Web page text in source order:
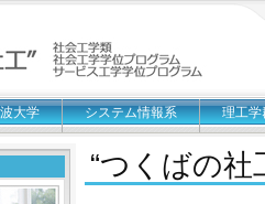
大学 システム情報系 理工学
“つくばの社